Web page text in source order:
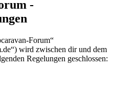
-
Forum“
wird zwischen dir und dem
Regelungen geschlossen: